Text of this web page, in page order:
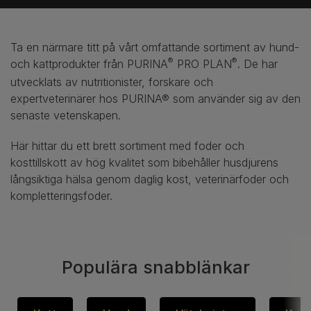
Ta en närmare titt på vårt omfattande sortiment av hund-
och kattprodukter från PURINA® PRO PLAN®. De har
utvecklats av nutritionister, forskare och
expertveterinärer hos PURINA® som använder sig av den
senaste vetenskapen.
Här hittar du ett brett sortiment med foder och
kosttillskott av hög kvalitet som bibehåller husdjurens
långsiktiga hälsa genom daglig kost, veterinärfoder och
kompletteringsfoder.
Populära snabblänkar